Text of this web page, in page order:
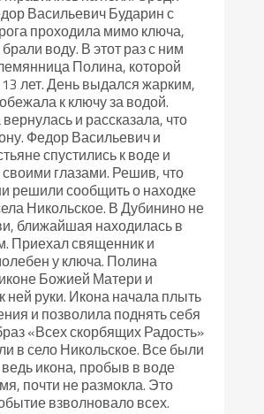
Васильевич Бударин с
проходила мимо ключа,
воду. В этот раз с ним
Полина, которой
лет. День выдался жарким,
к ключу за водой.
и рассказала, что
Федор Васильевич и
спустились к воде и
глазами. Решив, что
решили сообщить о находке
Никольское. В Дубинино не
ближайшая находилась в
Приехал священник и
у ключа. Полина
Божией Матери и
ней руки. Икона начала плыть
и позволила поднять себя
«Всех скорбящих Радость»
в село Никольское. Все были
икона, пробыв в воде
почти не размокла. Это
взволновало всех.